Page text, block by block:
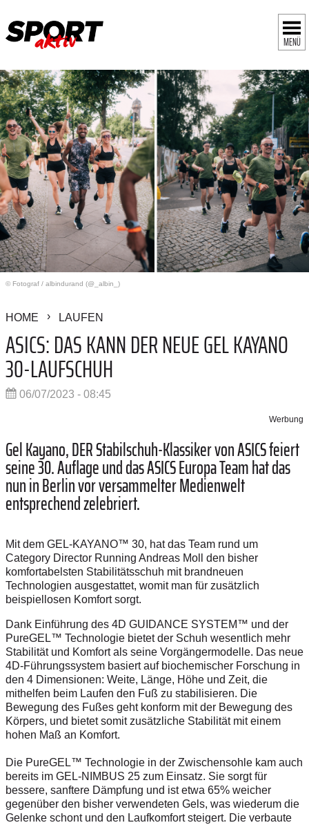
MENÜ
© Fotograf / albindurand (@_albin_)
HOME LAUFEN
ASICS: DAS KANN DER NEUE GEL KAYANO
30-LAUFSCHUH
06/07/2023 - 08:45
Werbung
Gel Kayano, DER Stabilschuh-Klassiker von ASICS feiert
seine 30. Auflage und das ASICS Europa Team hat das
nun in Berlin vor versammelter Medienwelt
entsprechend zelebriert.
Mit dem GEL-KAYANO™ 30, hat das Team rund um
Category Director Running Andreas Moll den bisher
komfortabelsten Stabilitätsschuh mit brandneuen
Technologien ausgestattet, womit man für zusätzlich
beispiellosen Komfort sorgt.
Dank Einführung des 4D GUIDANCE SYSTEM™ und der
PureGEL™ Technologie bietet der Schuh wesentlich mehr
Stabilität und Komfort als seine Vorgängermodelle. Das neue
4D-Führungssystem basiert auf biochemischer Forschung in
den 4 Dimensionen: Weite, Länge, Höhe und Zeit, die
mithelfen beim Laufen den Fuß zu stabilisieren. Die
Bewegung des Fußes geht konform mit der Bewegung des
Körpers, und bietet somit zusätzliche Stabilität mit einem
hohen Maß an Komfort.
Die PureGEL™ Technologie in der Zwischensohle kam auch
bereits im GEL-NIMBUS 25 zum Einsatz. Sie sorgt für
bessere, sanftere Dämpfung und ist etwa 65% weicher
gegenüber den bisher verwendeten Gels, was wiederum die
Gelenke schont und den Laufkomfort steigert. Die verbaute